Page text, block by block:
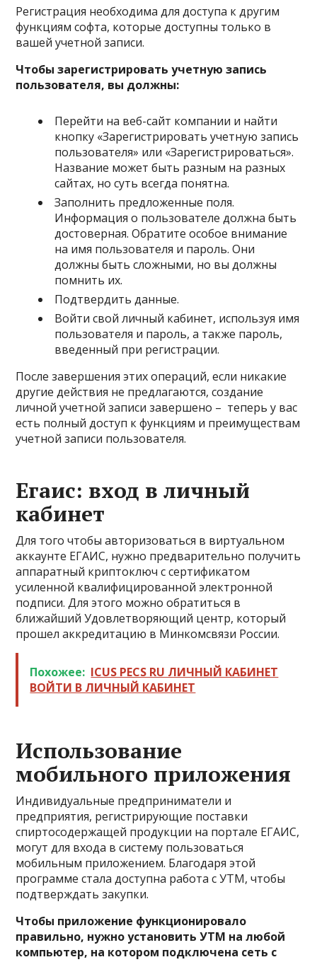
Регистрация необходима для доступа к другим
функциям софта, которые доступны только в
вашей учетной записи.
Чтобы зарегистрировать учетную запись
пользователя, вы должны:
Перейти на веб-сайт компании и найти
кнопку «Зарегистрировать учетную запись
пользователя» или «Зарегистрироваться».
Название может быть разным на разных
сайтах, но суть всегда понятна.
Заполнить предложенные поля.
Информация о пользователе должна быть
достоверная. Обратите особое внимание
на имя пользователя и пароль. Они
должны быть сложными, но вы должны
помнить их.
Подтвердить данные.
Войти свой личный кабинет, используя имя
пользователя и пароль, а также пароль,
введенный при регистрации.
После завершения этих операций, если никакие
другие действия не предлагаются, создание
личной учетной записи завершено – теперь у вас
есть полный доступ к функциям и преимуществам
учетной записи пользователя.
Егаис: вход в личный
кабинет
Для того чтобы авторизоваться в виртуальном
аккаунте ЕГАИС, нужно предварительно получить
аппаратный криптоключ с сертификатом
усиленной квалифицированной электронной
подписи. Для этого можно обратиться в
ближайший Удовлетворяющий центр, который
прошел аккредитацию в Минкомсвязи России.
Похожее: ICUS PECS RU ЛИЧНЫЙ КАБИНЕТ
ВОЙТИ В ЛИЧНЫЙ КАБИНЕТ
Использование
мобильного приложения
Индивидуальные предприниматели и
предприятия, регистрирующие поставки
спиртосодержащей продукции на портале ЕГАИС,
могут для входа в систему пользоваться
мобильным приложением. Благодаря этой
программе стала доступна работа с УТМ, чтобы
подтверждать закупки.
Чтобы приложение функционировало
правильно, нужно установить УТМ на любой
компьютер, на котором подключена сеть с